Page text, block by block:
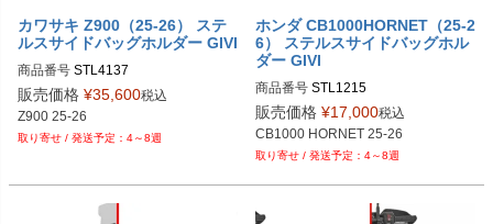
カワサキ Z900（25-26） ステ
ルスサイドバッグホルダー GIVI
商品番号 STL4137
販売価格 ¥35,600税込
Z900 25-26
4～8週
ホンダ CB1000HORNET（25-2
6） ステルスサイドバッグホル
ダー GIVI
商品番号 STL1215
販売価格 ¥17,000税込
CB1000 HORNET 25-26
4～8週